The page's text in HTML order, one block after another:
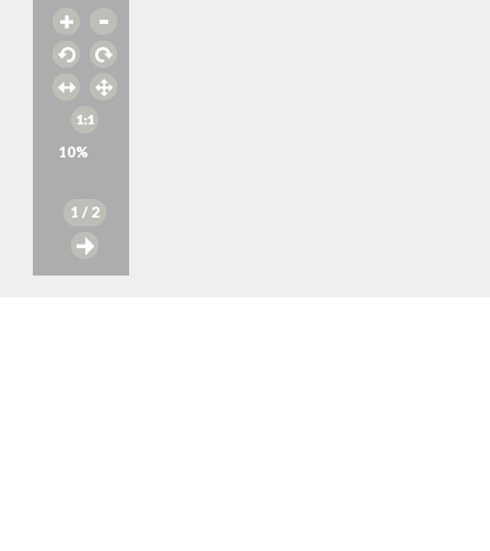
10%
1 / 2